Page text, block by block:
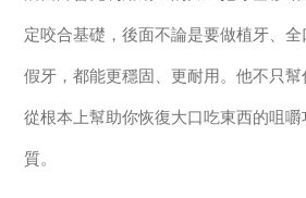
定咬合基礎，後面不論是要做植牙、
假牙，都能更穩固、更耐用。他不只
從根本上幫助你恢復大口吃東西的咀
質。